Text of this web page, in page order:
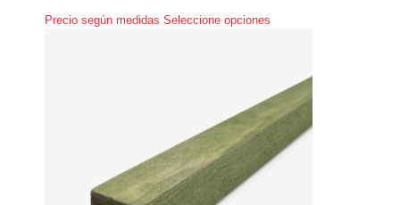
Precio según medidas Seleccione opciones
disponibles
su
página